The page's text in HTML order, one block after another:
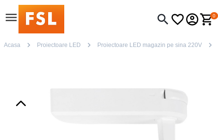
0
Acasa Proiectoare LED Proiectoare LED magazin pe sina 220V